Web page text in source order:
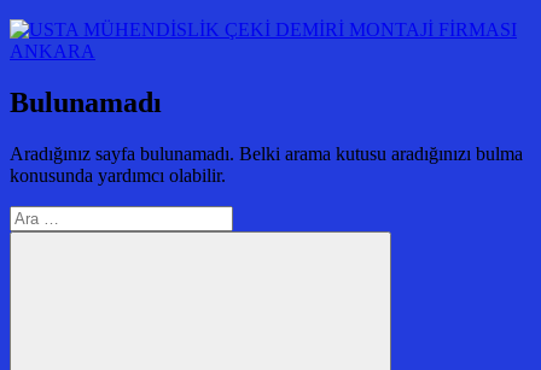
Bulunamadı
Aradığınız sayfa bulunamadı. Belki arama kutusu aradığınızı bulma
konusunda yardımcı olabilir.
Arama: